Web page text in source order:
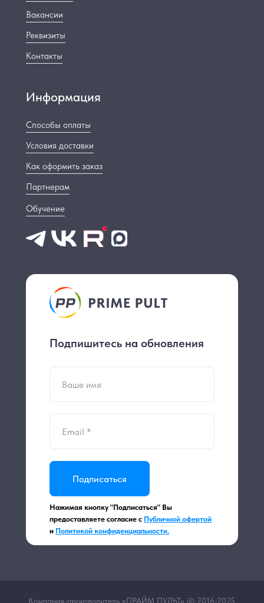
Вакансии
Реквизиты
Контакты
Информация
Способы оплаты
Условия доставки
Как оформить заказ
Обучение
Партнерам
Подписаться
Подпишитесь на обновления
Нажимая кнопку "Подписаться" Вы
предоставляете согласие с Публичной офертой
и Политикой конфиденциальности.
Компания-производитель «ПРАЙМ ПУЛЬТ» © 2016-2025